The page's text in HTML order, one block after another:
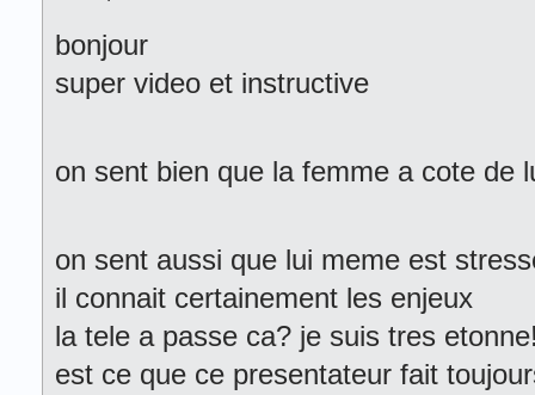
bonjour
super video et instructive
on sent bien que la femme a cote de
on sent aussi que lui meme est
il connait certainement les enjeux
la tele a passe ca? je suis tres
est ce que ce presentateur fait